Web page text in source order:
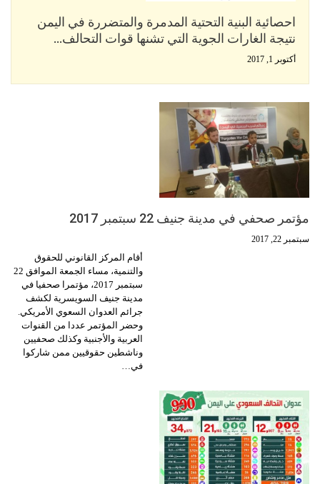
احصائية البنية التحتية المدمرة والمتضررة في اليمن
نتيجة الغارات الجوية التي تشنها قوات التحالف…
أكتوبر 1, 2017
مؤتمر صحفي في مدينة جنيف 22 سبتمبر 2017
سبتمبر 22, 2017
أقام المركز القانوني للحقوق
والتنمية، مساء الجمعة الموافق 22
سبتمبر 2017، مؤتمرا صحفيا في
مدينة جنيف السويسرية لكشف
جرائم العدوان السعوي الأمريكي.
وحضر المؤتمر عددا من القنوات
العربية والأجنبية وكذلك صحفيين
وناشطين حقوقيين ممن شاركوا
في…